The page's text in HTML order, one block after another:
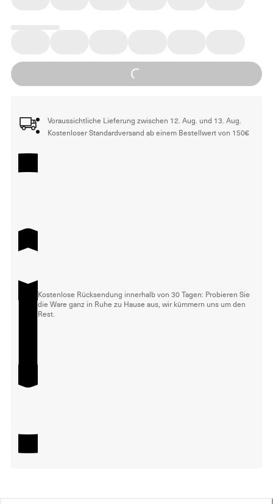
Loading...
Voraussichtliche Lieferung zwischen 12. Aug. und 13. Aug.
Kostenloser Standardversand ab einem Bestellwert von 150€
Kostenlose Rücksendung innerhalb von 30 Tagen: Probieren Sie
die Ware ganz in Ruhe zu Hause aus, wir kümmern uns um den
Rest.